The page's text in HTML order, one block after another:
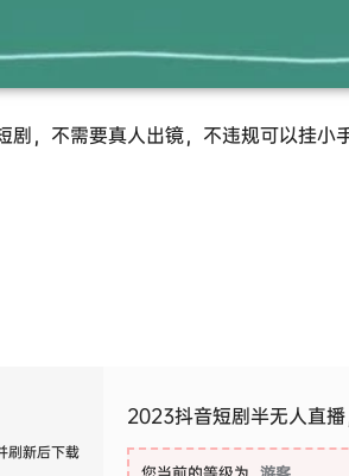
剧，不需要真人出镜，不违规可以挂小
刷新后下载
2023抖音短剧半无人直